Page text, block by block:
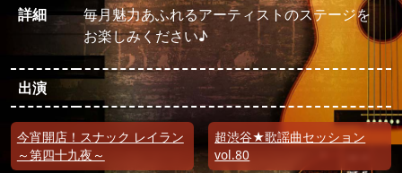
詳細
毎月魅力あふれるアーティストのステージを
お楽しみください♪
出演
投稿ナビゲーション
今宵開店！スナック レイラン
～第四十九夜～
超渋谷★歌謡曲セッション
vol.80